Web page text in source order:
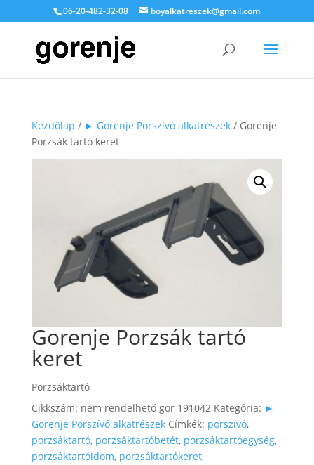
06-20-482-32-08 boyalkatreszek@gmail.com
Kezdőlap / ► Gorenje Porszívó alkatrészek/ Gorenje
Porzsák tartó keret
Gorenje Porzsák tartó
keret
Porzsáktartó
Cikkszám: nem rendelhető gor 191042 Kategória: ►
Gorenje Porszívó alkatrészek Címkék: porszívó,
porzsáktartó, porzsáktartóbetét, porzsáktartóegység,
porzsáktartóidom, porzsáktartókeret,